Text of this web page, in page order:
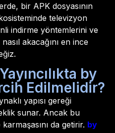
bir APK dosyasının
televizyon
indirme yöntemlerini ve
akacağını en ince
by
Edilmelidir?
yapısı gereği
sunar. Ancak bu
da getirir. by